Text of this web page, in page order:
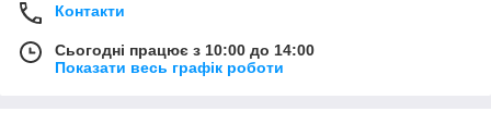
Контакти
Сьогодні працює з 10:00 до 14:00
Показати весь графік роботи